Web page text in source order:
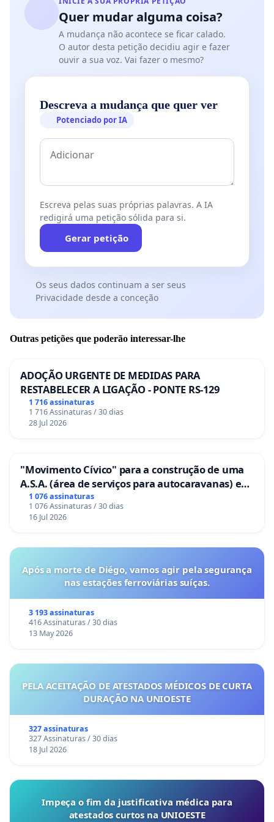
recomposição e ampliação do quadro docente
efetivo do Curso de Enfermagem, com a
criação/provimento de vagas docentes necessárias
ao pleno funcionamento do curso.
Reafirmamos a importância da manutenção e
fortalecimento do Curso de Enfermagem do
Campus Caicó/UERN como política pública de
saúde e compromisso social com a população do
Quer mudar alguma coisa?
A mudança não acontece se ficar calado.
O autor desta petição decidiu agir e fazer
ouvir a sua voz. Vai fazer o mesmo?
Descreva a mudança que quer ver
Potenciado por IA
Escreva pelas suas próprias palavras. A IA
redigirá uma petição sólida para si.
Gerar petição
Os seus dados continuam a ser seus
Privacidade desde a conceção
Outras petições que poderão interessar-lhe
ADOÇÃO URGENTE DE MEDIDAS PARA
RESTABELECER A LIGAÇÃO - PONTE RS-129
1 716 assinaturas
1 716 Assinaturas / 30 dias
28 Jul 2026
"Movimento Cívico" para a construção de uma
A.S.A. (área de serviços para autocaravanas) em
Coimbra
1 076 assinaturas
1 076 Assinaturas / 30 dias
16 Jul 2026
Após a morte de Diégo, vamos agir pela segurança
nas estações ferroviárias suíças.
3 193 assinaturas
416 Assinaturas / 30 dias
13 May 2026
PELA ACEITAÇÃO DE ATESTADOS MÉDICOS DE CURTA
DURAÇÃO NA UNIOESTE
327 assinaturas
327 Assinaturas / 30 dias
18 Jul 2026
Impeça o fim da justificativa médica para
atestados curtos na UNIOESTE